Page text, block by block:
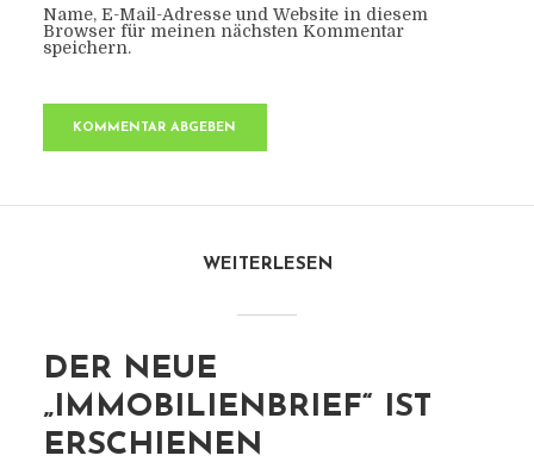
Name, E-Mail-Adresse und Website in diesem
Browser für meinen nächsten Kommentar
speichern.
WEITERLESEN
DER NEUE
„IMMOBILIENBRIEF“ IST
ERSCHIENEN